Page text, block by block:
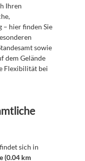
Ihren
– hier finden Sie
sowie
dem Gelände
Flexibilität bei
sich in
(0.04 km